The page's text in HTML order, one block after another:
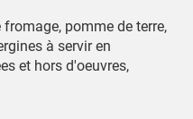
pomme de terre,
à servir en
et hors d'oeuvres,